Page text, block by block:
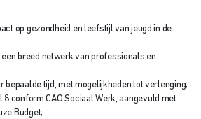
op gezondheid en leefstijl van jeugd in de
breed netwerk van professionals en
bepaalde tijd, met mogelijkheden tot verlenging;
8 conform CAO Sociaal Werk, aangevuld met
Budget;